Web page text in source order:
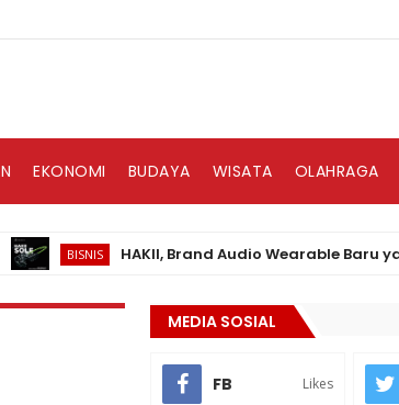
EKONOMI BUDAYA WISATA OLAHRAGA
BISNIS HAKII, Brand Audio Wearable Baru yang
MEDIA SOSIAL
FB Likes